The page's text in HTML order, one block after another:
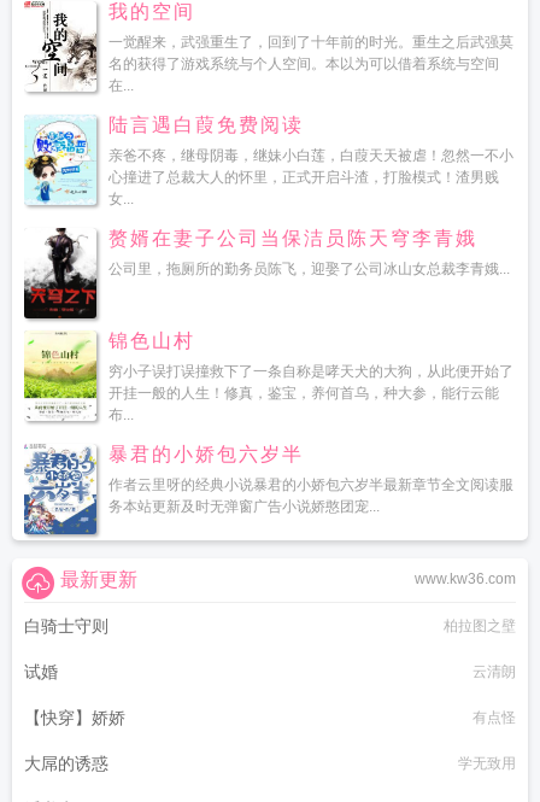
我的空间
一觉醒来，武强重生了，回到了十年前的时光。重生之后武强莫
名的获得了游戏系统与个人空间。本以为可以借着系统与空间
在...
陆言遇白葭免费阅读
亲爸不疼，继母阴毒，继妹小白莲，白葭天天被虐！忽然一不小
心撞进了总裁大人的怀里，正式开启斗渣，打脸模式！渣男贱
女...
赘婿在妻子公司当保洁员陈天穹李青娥
公司里，拖厕所的勤务员陈飞，迎娶了公司冰山女总裁李青娥...
锦色山村
穷小子误打误撞救下了一条自称是哮天犬的大狗，从此便开始了
开挂一般的人生！修真，鉴宝，养何首乌，种大参，能行云能
布...
暴君的小娇包六岁半
作者云里呀的经典小说暴君的小娇包六岁半最新章节全文阅读服
务本站更新及时无弹窗广告小说娇憨团宠...
www.kw36.com
最新更新
白骑士守则 柏拉图之壁
试婚 云清朗
【快穿】娇娇 有点怪
大屌的诱惑 学无致用